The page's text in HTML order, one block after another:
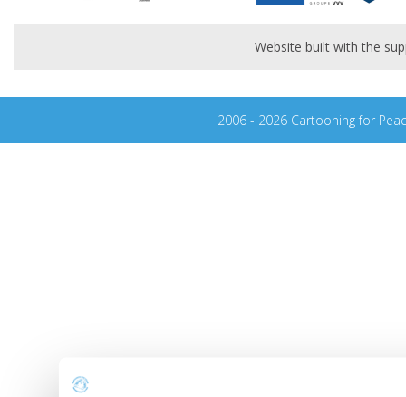
Website built with the
2006 - 2026 Cartooning for